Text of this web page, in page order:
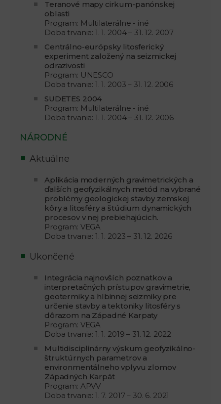
Teranové mapy cirkum-panónskej
oblasti
Program: Multilaterálne - iné
Doba trvania: 1. 1. 2004 – 31. 12. 2007
Centrálno-európsky litosferický
experiment založený na seizmickej
odrazivosti
Program: UNESCO
Doba trvania: 1. 1. 2003 – 31. 12. 2006
SUDETES 2004
Program: Multilaterálne - iné
Doba trvania: 1. 1. 2004 – 31. 12. 2006
NÁRODNÉ
Aktuálne
Aplikácia moderných gravimetrických a
ďalších geofyzikálnych metód na vybrané
problémy geologickej stavby zemskej
kôry a litosféry a štúdium dynamických
procesov v nej prebiehajúcich.
Program: VEGA
Doba trvania: 1. 1. 2023 – 31. 12. 2026
Ukončené
Integrácia najnovších poznatkov a
interpretačných prístupov gravimetrie,
geotermiky a hlbinnej seizmiky pre
určenie stavby a tektoniky litosféry s
dôrazom na Západné Karpaty
Program: VEGA
Doba trvania: 1. 1. 2019 – 31. 12. 2022
Multidisciplinárny výskum geofyzikálno-
štruktúrnych parametrov a
environmentálneho vplyvu zlomov
Západných Karpát
Program: APVV
Doba trvania: 1. 7. 2017 – 30. 6. 2021